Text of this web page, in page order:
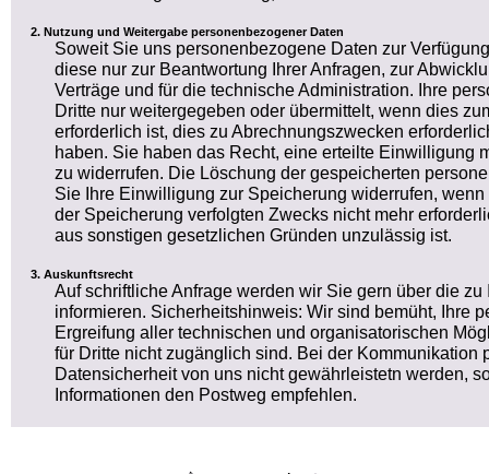
Nutzung und Weitergabe personenbezogener Daten
Soweit Sie uns personenbezogene Daten zur
diese nur zur Beantwortung Ihrer Anfragen, zur
Verträge und für die technische Administration. Ihre
Dritte nur weitergegeben oder übermittelt, wenn dies
erforderlich ist, dies zu Abrechnungszwecken
haben. Sie haben das Recht, eine erteilte Einwilligung
zu widerrufen. Die Löschung der gespeicherten
Sie Ihre Einwilligung zur Speicherung widerrufen,
der Speicherung verfolgten Zwecks nicht mehr
aus sonstigen gesetzlichen Gründen unzulässig ist.
Auskunftsrecht
Auf schriftliche Anfrage werden wir Sie gern über die
informieren. Sicherheitshinweis: Wir sind bemüht, Ihre
Ergreifung aller technischen und organisatorischen
für Dritte nicht zugänglich sind. Bei der Kommunikation
Datensicherheit von uns nicht gewährleistetn werden,
Informationen den Postweg empfehlen.